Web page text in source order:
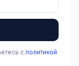
с политикой